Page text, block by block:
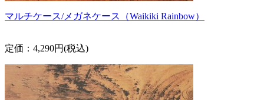
マルチケース/メガネケース（Waikiki Rainbow）
定価：4,290円(税込)